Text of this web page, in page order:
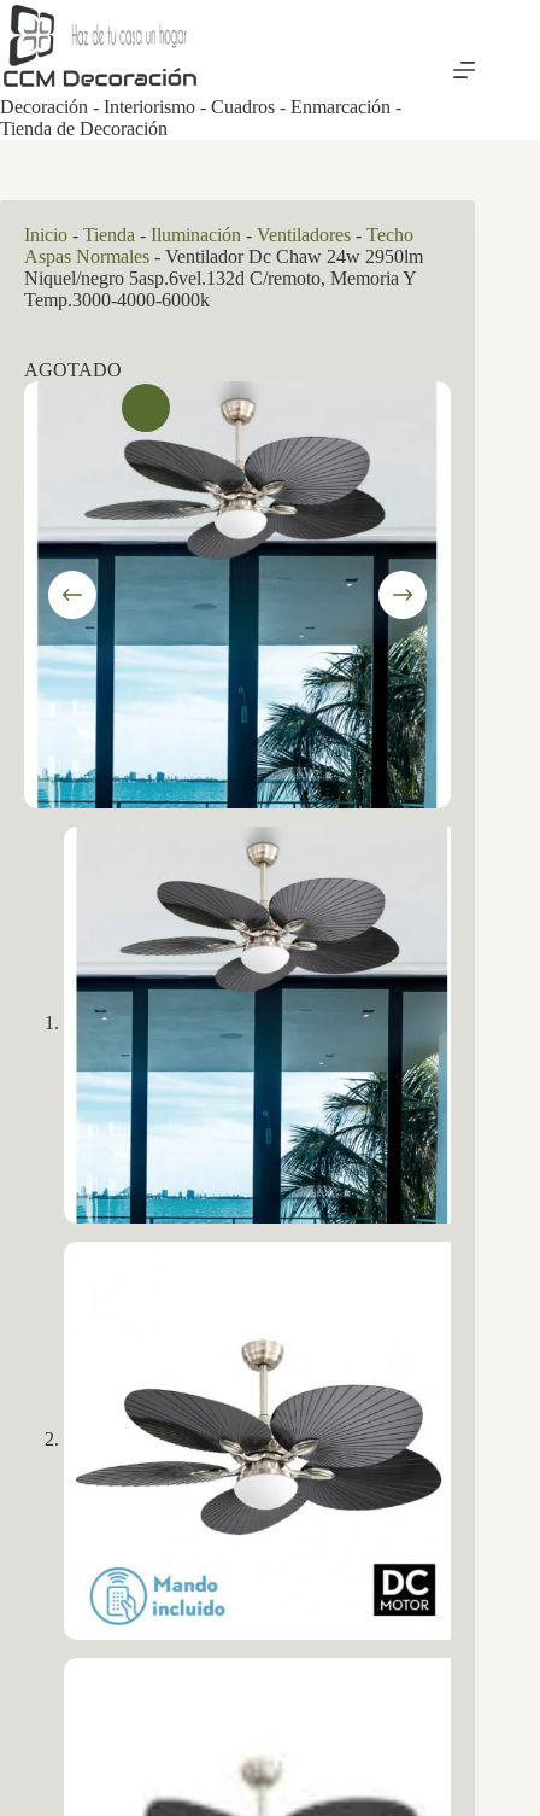
Saltar
al
contenido
Decoración - Interiorismo - Cuadros - Enmarcación -
Tienda de Decoración
Inicio - Tienda - Iluminación - Ventiladores - Techo
Aspas Normales - Ventilador Dc Chaw 24w 2950lm
Niquel/negro 5asp.6vel.132d C/remoto, Memoria Y
Temp.3000-4000-6000k
AGOTADO